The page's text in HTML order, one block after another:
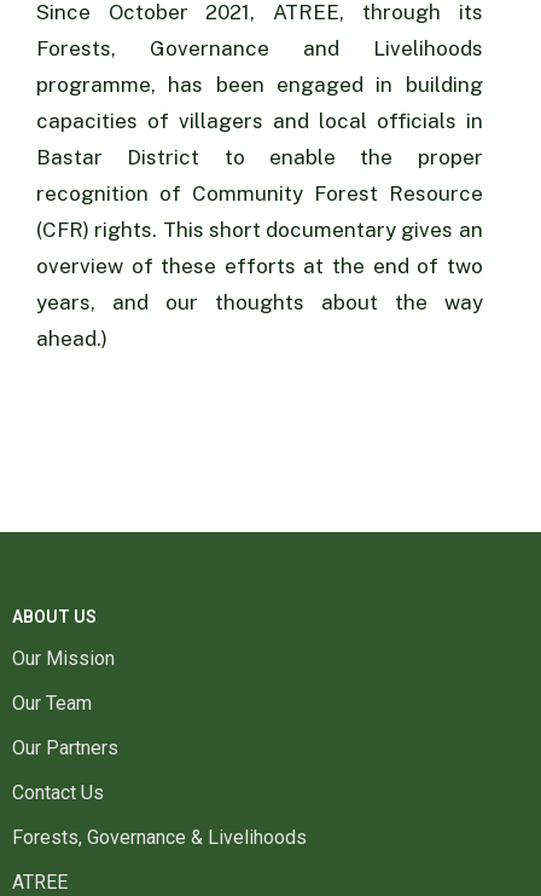
Since October 2021, ATREE, through its
Forests, Governance and Livelihoods
programme, has been engaged in building
capacities of villagers and local officials in
Bastar District to enable the proper
recognition of Community Forest Resource
(CFR) rights. This short documentary gives an
overview of these efforts at the end of two
years, and our thoughts about the way
ahead.)
ABOUT US
Our Mission
Our Team
Our Partners
Contact Us
Forests, Governance & Livelihoods
ATREE